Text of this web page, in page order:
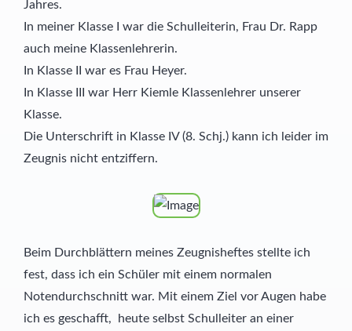
Jahres.
In meiner Klasse I war die Schulleiterin, Frau Dr. Rapp
auch meine Klassenlehrerin.
In Klasse II war es Frau Heyer.
In Klasse III war Herr Kiemle Klassenlehrer unserer
Klasse.
Die Unterschrift in Klasse IV (8. Schj.) kann ich leider im
Zeugnis nicht entziffern.
Beim Durchblättern meines Zeugnisheftes stellte ich
fest, dass ich ein Schüler mit einem normalen
Notendurchschnitt war. Mit einem Ziel vor Augen habe
ich es geschafft, heute selbst Schulleiter an einer